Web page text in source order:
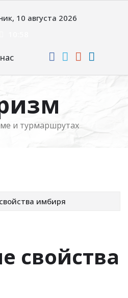
10 августа 2026
и турмаршрутах
имбиря
свойства